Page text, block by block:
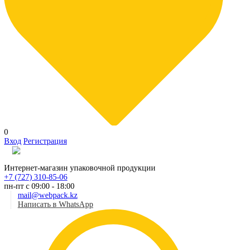
0
Вход Регистрация
Интернет-магазин упаковочной продукции
+7 (727) 310-85-06
пн-пт с 09:00 - 18:00
mail@webpack.kz
Написать в WhatsApp